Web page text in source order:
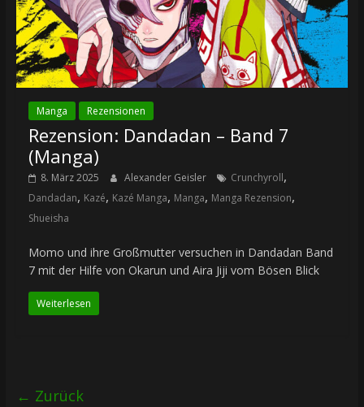
Manga Rezensionen
Rezension: Dandadan – Band 7
(Manga)
8. März 2025 Alexander Geisler Crunchyroll,
Dandadan, Kazé, Kazé Manga, Manga, Manga Rezension,
Shueisha
Momo und ihre Großmutter versuchen in Dandadan Band
7 mit der Hilfe von Okarun und Aira Jiji vom Bösen Blick
Weiterlesen
← Zurück